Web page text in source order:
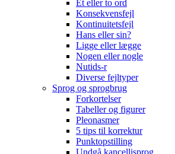
Et eller to ord
Konsekvensfejl
Kontinuitetsfejl
Hans eller sin?
Ligge eller lægge
Nogen eller nogle
Nutids-r
Diverse fejltyper
Sprog og sprogbrug
Forkortelser
Tabeller og figurer
Pleonasmer
5 tips til korrektur
Punktopstilling
Undgå kancellisprog